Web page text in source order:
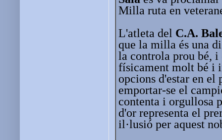
Milla ruta en
L'atleta del C.A.
que la milla és una
la controla prou bé, i
físicament molt bé i
opcions d'estar en el
emportar-se el
contenta i orgullosa
d'or representa el
il·lusió per aquest